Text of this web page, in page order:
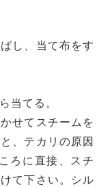
し、当て布をす
当てる。
せてスチームを
、テカリの原因
ろに直接、スチ
て下さい。シル